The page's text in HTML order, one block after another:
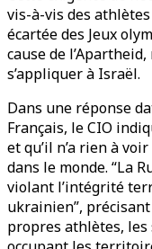
vis-à-vis des athlètes
écartée des Jeux
cause de
s’appliquer à Israël.
Dans une réponse
Français, le CIO
et qu’il n’a rien à
dans le monde. “La
violant l’intégrité
ukrainien”,
propres athlètes,